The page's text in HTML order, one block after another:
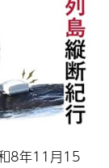
8年11月15